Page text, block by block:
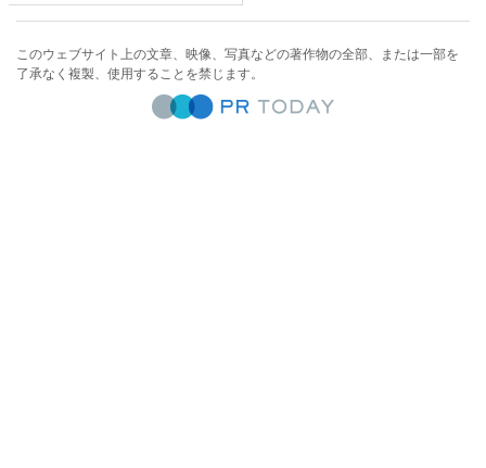
このウェブサイト上の文章、映像、写真などの著作物の全部、または一部を
了承なく複製、使用することを禁じます。